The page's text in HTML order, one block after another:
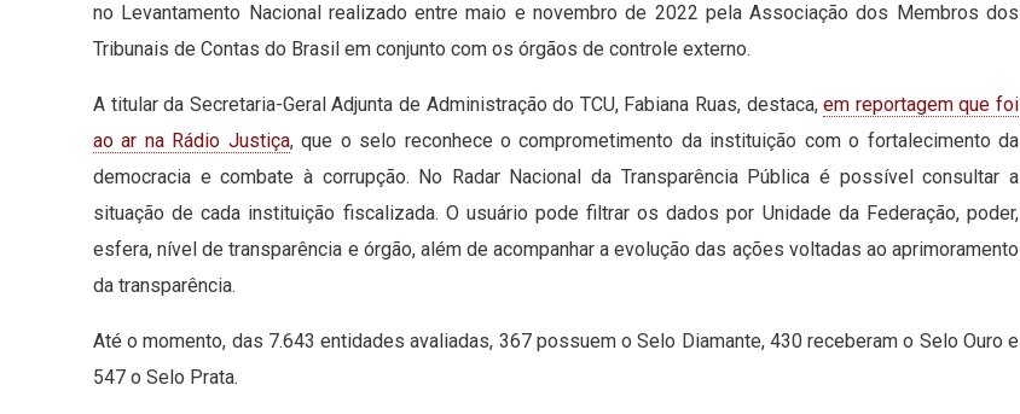
no Levantamento Nacional realizado entre maio e novembro de 2022 pela Associação dos Membros dos
Tribunais de Contas do Brasil em conjunto com os órgãos de controle externo.
A titular da Secretaria-Geral Adjunta de Administração do TCU, Fabiana Ruas, destaca,em reportagem que foi
ao ar na Rádio Justiça, que o selo reconhece o comprometimento da instituição com o fortalecimento da
democracia e combate à corrupção. No Radar Nacional da Transparência Pública é possível consultar a
situação de cada instituição fiscalizada. O usuário pode filtrar os dados por Unidade da Federação, poder,
esfera, nível de transparência e órgão, além de acompanhar a evolução das ações voltadas ao aprimoramento
da transparência.
Até o momento, das 7.643 entidades avaliadas, 367 possuem o Selo Diamante, 430 receberam o Selo Ouro e
547 o Selo Prata.